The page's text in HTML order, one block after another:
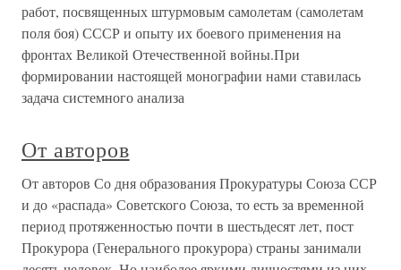
работ, посвященных штурмовым самолетам (самолетам
поля боя) СССР и опыту их боевого применения на
фронтах Великой Отечественной войны.При
формировании настоящей монографии нами ставилась
задача системного анализа
От авторов
От авторов Со дня образования Прокуратуры Союза ССР
и до «распада» Советского Союза, то есть за временной
период протяженностью почти в шестьдесят лет, пост
Прокурора (Генерального прокурора) страны занимали